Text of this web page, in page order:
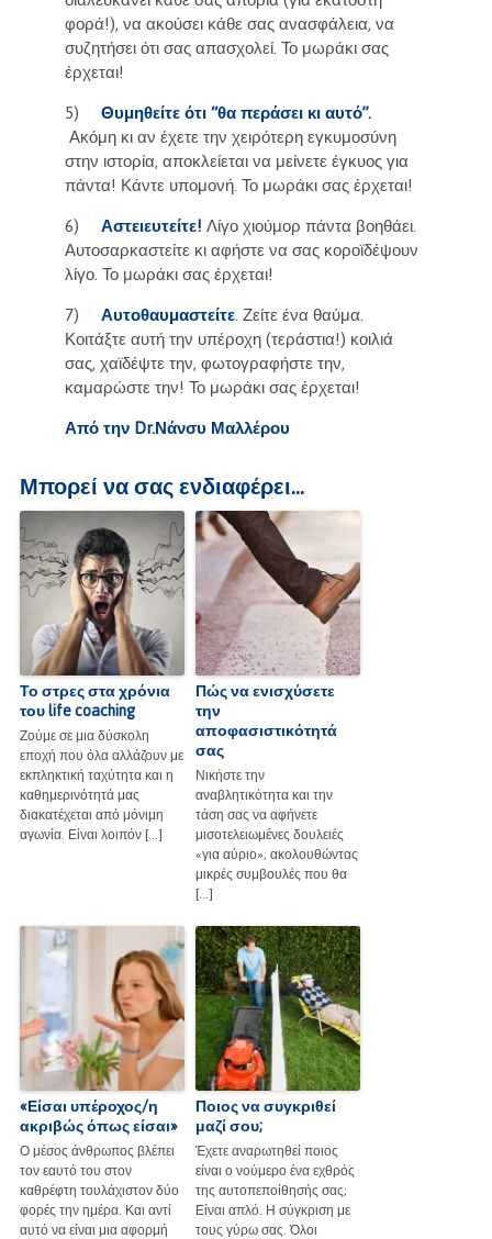
φορά!), να ακούσει κάθε σας ανασφάλεια, να
συζητήσει ότι σας απασχολεί. Το μωράκι σας
έρχεται!
5)Θυμηθείτε ότι “θα περάσει κι αυτό”.
Ακόμη κι αν έχετε την χειρότερη εγκυμοσύνη
στην ιστορία, αποκλείεται να μείνετε έγκυος για
πάντα! Κάντε υπομονή. Το μωράκι σας έρχεται!
6)Αστειευτείτε! Λίγο χιούμορ πάντα βοηθάει.
Αυτοσαρκαστείτε κι αφήστε να σας κοροϊδέψουν
λίγο. Το μωράκι σας έρχεται!
7)Αυτοθαυμαστείτε . Ζείτε ένα θαύμα.
Κοιτάξτε αυτή την υπέροχη (τεράστια!) κοιλιά
σας, χαϊδέψτε την, φωτογραφήστε την,
καμαρώστε την! Το μωράκι σας έρχεται!
Από την Dr.Νάνσυ Μαλλέρου
Μπορεί να σας ενδιαφέρει...
Το στρες στα χρόνια
του life coaching
Ζούμε σε μια δύσκολη
εποχή που όλα αλλάζουν με
εκπληκτική ταχύτητα και η
καθημερινότητά μας
διακατέχεται από μόνιμη
αγωνία. Είναι λοιπόν […]
Πώς να ενισχύσετε
την
αποφασιστικότητά
σας
Νικήστε την
αναβλητικότητα και την
τάση σας να αφήνετε
μισοτελειωμένες δουλειές
«για αύριο», ακολουθώντας
μικρές συμβουλές που θα
[…]
«Είσαι υπέροχος/η
ακριβώς όπως είσαι»
Ο μέσος άνθρωπος βλέπει
τον εαυτό του στον
καθρέφτη τουλάχιστον δύο
φορές την ημέρα. Και αντί
αυτό να είναι μια αφορμή
Ποιος να συγκριθεί
μαζί σου;
Έχετε αναρωτηθεί ποιος
είναι ο νούμερο ένα εχθρός
της αυτοπεποίθησής σας;
Είναι απλό. Η σύγκριση με
τους γύρω σας. Όλοι